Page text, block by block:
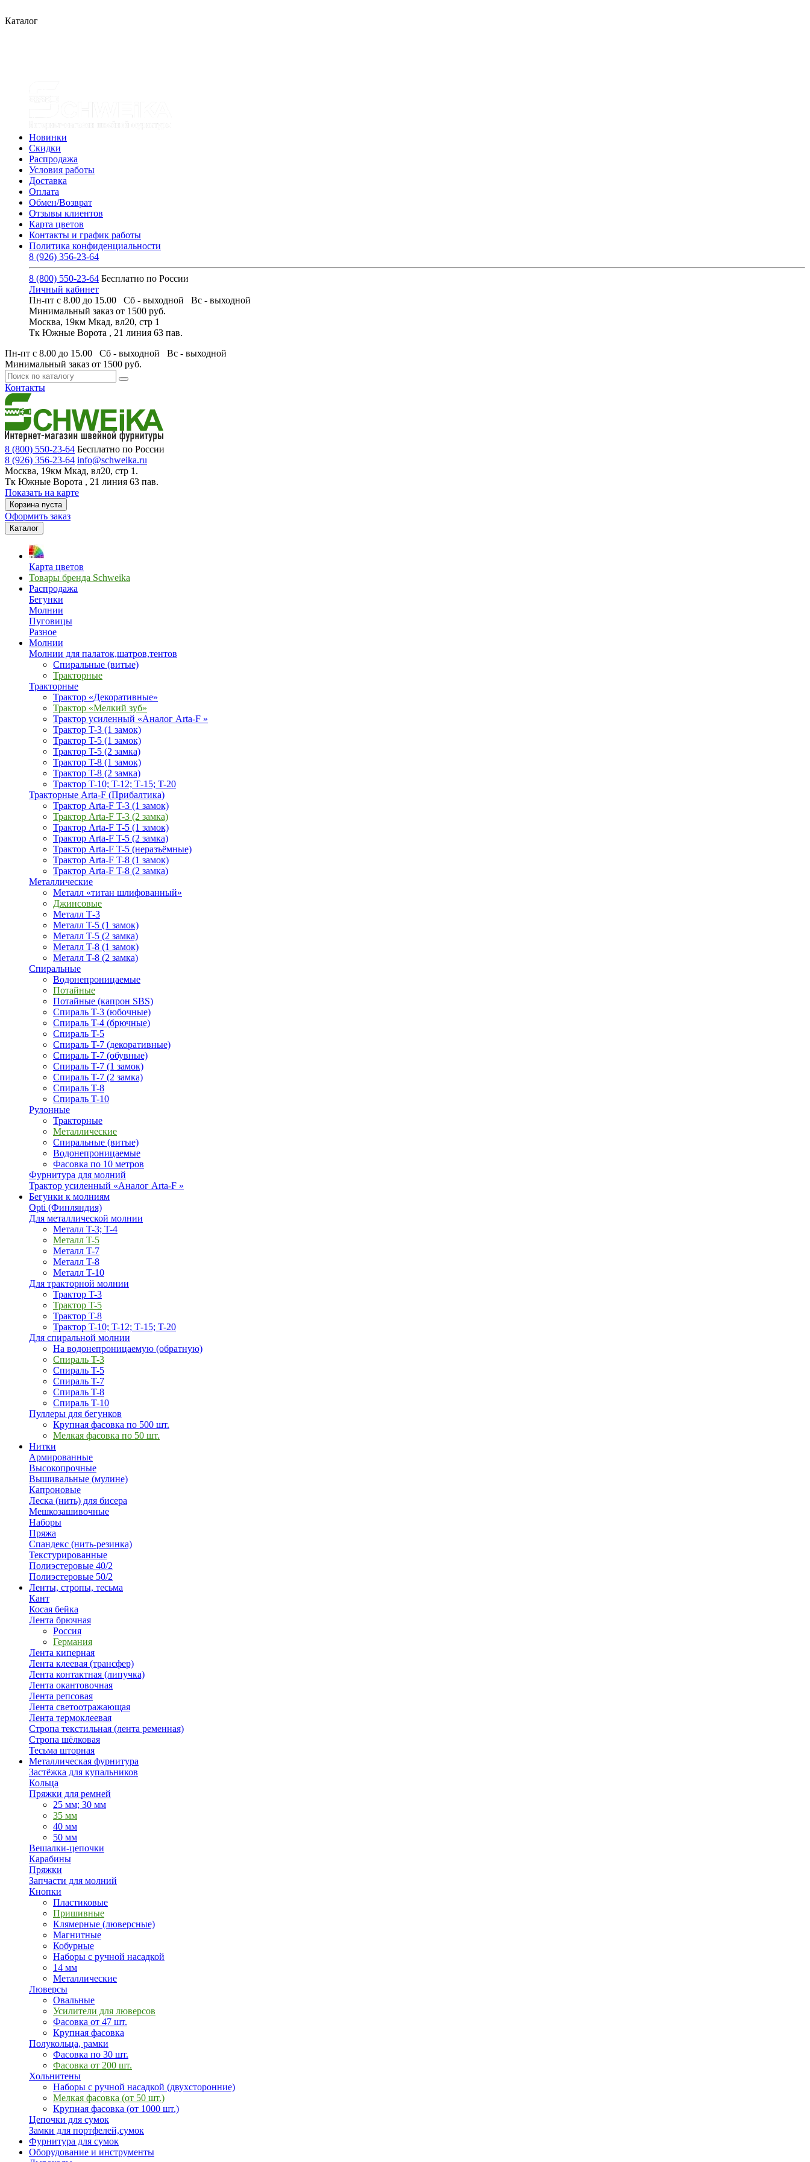
Каталог
Новинки
Скидки
Распродажа
Условия работы
Доставка
Оплата
Обмен/Возврат
Отзывы клиентов
Карта цветов
Контакты и график работы
Политика конфиденциальности
8 (926) 356-23-64
8 (800) 550-23-64 Бесплатно по России
Личный кабинет
Пн-пт с 8.00 до 15.00 Сб - выходной Вс - выходной
Минимальный заказ от 1500 руб.
Москва, 19км Мкад, вл20, стр 1
Тк Южные Ворота , 21 линия 63 пав.
Пн-пт с 8.00 до 15.00 Сб - выходной Вс - выходной
Минимальный заказ от 1500 руб.
Контакты
8 (800) 550-23-64 Бесплатно по России
8 (926) 356-23-64 info@schweika.ru
Москва, 19км Мкад, вл20, стр 1.
Тк Южные Ворота , 21 линия 63 пав.
Показать на карте
Корзина пуста
Оформить заказ
Каталог
Карта цветов
Товары бренда Schweika
Распродажа
Бегунки
Молнии
Пуговицы
Разное
Молнии
Молнии для палаток,шатров,тентов
Спиральные (витые)
Тракторные
Тракторные
Трактор «Декоративные»
Трактор «Мелкий зуб»
Трактор усиленный «Аналог Arta-F »
Трактор T-3 (1 замок)
Трактор T-5 (1 замок)
Трактор T-5 (2 замка)
Трактор T-8 (1 замок)
Трактор T-8 (2 замка)
Трактор T-10; T-12; Т-15; T-20
Тракторные Arta-F (Прибалтика)
Трактор Arta-F T-3 (1 замок)
Трактор Arta-F T-3 (2 замка)
Трактор Arta-F T-5 (1 замок)
Трактор Arta-F T-5 (2 замка)
Трактор Arta-F T-5 (неразъёмные)
Трактор Arta-F T-8 (1 замок)
Трактор Arta-F T-8 (2 замка)
Металлические
Металл «титан шлифованный»
Джинсовые
Металл Т-3
Металл T-5 (1 замок)
Металл T-5 (2 замка)
Металл T-8 (1 замок)
Металл T-8 (2 замка)
Спиральные
Водонепроницаемые
Потайные
Потайные (капрон SBS)
Спираль T-3 (юбочные)
Спираль T-4 (брючные)
Спираль T-5
Спираль T-7 (декоративные)
Спираль T-7 (обувные)
Спираль T-7 (1 замок)
Спираль T-7 (2 замка)
Спираль T-8
Спираль T-10
Рулонные
Тракторные
Металлические
Спиральные (витые)
Водонепроницаемые
Фасовка по 10 метров
Фурнитура для молний
Трактор усиленный «Аналог Arta-F »
Бегунки к молниям
Opti (Финляндия)
Для металлической молнии
Металл T-3; T-4
Металл T-5
Металл T-7
Металл T-8
Металл T-10
Для тракторной молнии
Трактор T-3
Трактор T-5
Трактор T-8
Трактор T-10; T-12; Т-15; T-20
Для спиральной молнии
На водонепроницаемую (обратную)
Спираль T-3
Спираль T-5
Спираль T-7
Спираль T-8
Спираль T-10
Пуллеры для бегунков
Крупная фасовка по 500 шт.
Мелкая фасовка по 50 шт.
Нитки
Армированные
Высокопрочные
Вышивальные (мулине)
Капроновые
Леска (нить) для бисера
Мешкозашивочные
Наборы
Пряжа
Спандекс (нить-резинка)
Текстурированные
Полиэстеровые 40/2
Полиэстеровые 50/2
Ленты, стропы, тесьма
Кант
Косая бейка
Лента брючная
Россия
Германия
Лента киперная
Лента клеевая (трансфер)
Лента контактная (липучка)
Лента окантовочная
Лента репсовая
Лента светоотражающая
Лента термоклеевая
Стропа текстильная (лента ременная)
Стропа шёлковая
Тесьма шторная
Металлическая фурнитура
Застёжка для купальников
Кольца
Пряжки для ремней
25 мм; 30 мм
35 мм
40 мм
50 мм
Вешалки-цепочки
Карабины
Пряжки
Запчасти для молний
Кнопки
Пластиковые
Пришивные
Клямерные (люверсные)
Магнитные
Кобурные
Наборы с ручной насадкой
14 мм
Металлические
Люверсы
Овальные
Усилители для люверсов
Фасовка от 47 шт.
Крупная фасовка
Полукольца, рамки
Фасовка по 30 шт.
Фасовка от 200 шт.
Хольнитены
Наборы с ручной насадкой (двухсторонние)
Мелкая фасовка (от 50 шт.)
Крупная фасовка (от 1000 шт.)
Цепочки для сумок
Замки для портфелей,сумок
Фурнитура для сумок
Оборудование и инструменты